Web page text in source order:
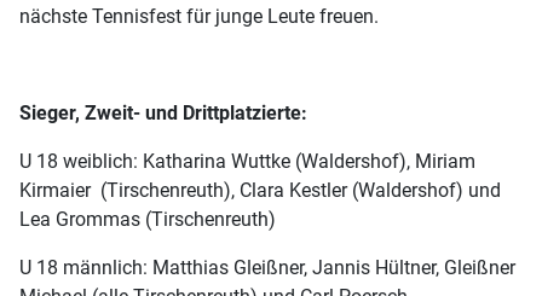
nächste Tennisfest für junge Leute freuen.
Sieger, Zweit- und Drittplatzierte:
U 18 weiblich: Katharina Wuttke (Waldershof), Miriam
Kirmaier (Tirschenreuth), Clara Kestler (Waldershof) und
Lea Grommas (Tirschenreuth)
U 18 männlich: Matthias Gleißner, Jannis Hültner, Gleißner